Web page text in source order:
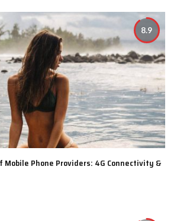
8.9
Mobile Phone Providers: 4G Connectivity &